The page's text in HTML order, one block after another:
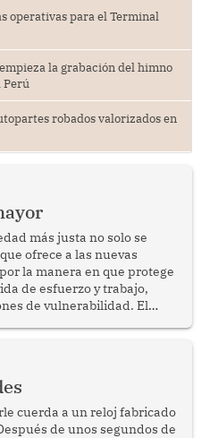
operativas para el Terminal
la grabación del himno
Perú
robados valorizados en
más justa no solo se
ofrece a las nuevas
la manera en que protege
de esfuerzo y trabajo,
de vulnerabilidad. El
los beneficiarios del
de fortalecer las políticas
mayores en pobreza.
cuerda a un reloj fabricado
de unos segundos de